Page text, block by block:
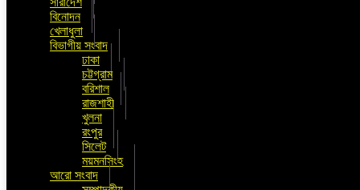
বিনোদন
খেলাধুলা
বিভাগীয় সংবাদ
ঢাকা
চট্টগ্রাম
বরিশাল
রাজশাহী
খুলনা
রংপুর
সিলেট
ময়মনসিংহ
আরো সংবাদ